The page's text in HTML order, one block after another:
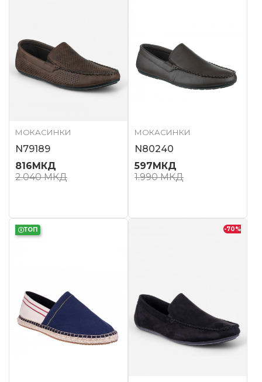
МОКАСИНКИ
N79189
816МКД
2.040МКД
МОКАСИНКИ
N80240
597МКД
1.990МКД
ТОП -70%